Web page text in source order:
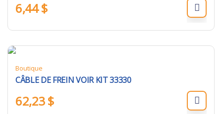
6,44$
Boutique
CÂBLE DE FREIN VOIR KIT 33330
62,23$